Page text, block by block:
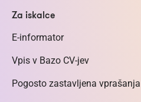
Za iskalce
E-informator
Vpis v Bazo CV-jev
Pogosto zastavljena vprašanja